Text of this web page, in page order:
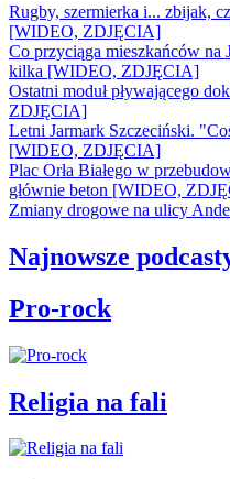
Rugby, szermierka i... zbijak,
[WIDEO, ZDJĘCIA]
Co przyciąga mieszkańców na
kilka [WIDEO, ZDJĘCIA]
Ostatni moduł pływającego
ZDJĘCIA]
Letni Jarmark Szczeciński.
[WIDEO, ZDJĘCIA]
Plac Orła Białego w
głównie beton [WIDEO,
Zmiany drogowe na ulicy
Najnowsze
Pro-rock
Religia na fali